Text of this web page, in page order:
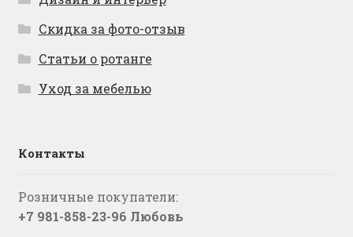
Скидка за фото-отзыв
Статьи о ротанге
Уход за мебелью
Контакты
Розничные покупатели:
+7 981-858-23-96 Любовь